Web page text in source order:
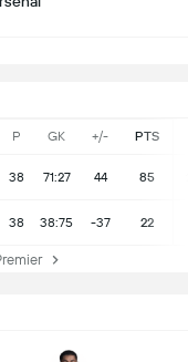
P GK +/- PTS
38 71:27 44 85
38 38:75 -37 22